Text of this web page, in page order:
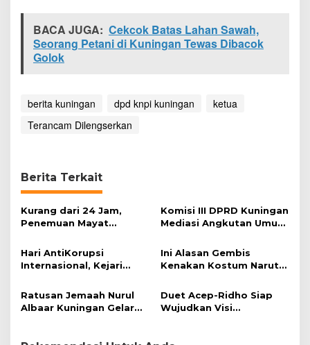
BACA JUGA: Cekcok Batas Lahan Sawah,
Seorang Petani di Kuningan Tewas Dibacok
Golok
berita kuningan dpd knpi kuningan
ketua
Terancam Dilengserkan
Berita Terkait
Kurang dari 24 Jam,
Penemuan Mayat
Kuningan
Komisi III DPRD Kuningan
Mediasi Angkutan Umum
Hari AntiKorupsi
Internasional, Kejari
Ormas dan LSM
Ini Alasan Gembis
Kenakan Kostum Naruto
Ratusan Jemaah Nurul
Albaar Kuningan Gelar
Duet Acep-Ridho Siap
Wujudkan Visi